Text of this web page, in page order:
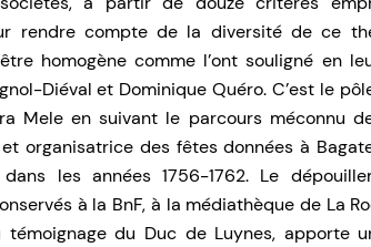
rendre compte de la diversité de ce
homogène comme l’ont souligné en
Diéval et Dominique Quéro. C’est le
Mele en suivant le parcours méconnu
organisatrice des fêtes données à
les années 1756-1762. Le
à la BnF, à la médiathèque de La
témoignage du Duc de Luynes, apporte